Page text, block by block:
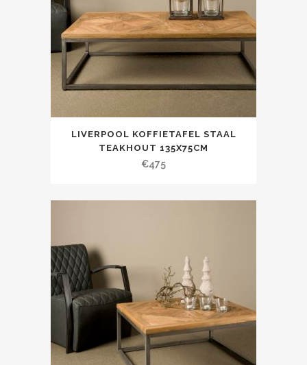
LIVERPOOL KOFFIETAFEL STAAL
TEAKHOUT 135X75CM
€475